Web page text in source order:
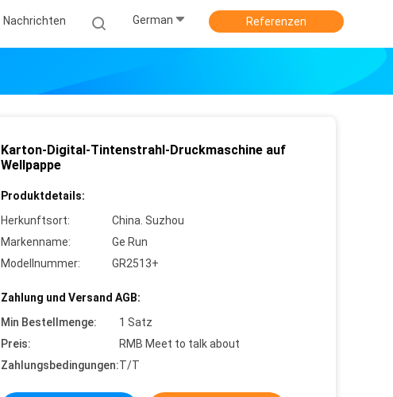
Nachrichten German Referenzen
Karton-Digital-Tintenstrahl-Druckmaschine auf
Wellpappe
Produktdetails:
Herkunftsort:
China. Suzhou
Markenname:
Ge Run
Modellnummer:
GR2513+
Zahlung und Versand AGB:
Min Bestellmenge:
1 Satz
Preis:
RMB Meet to talk about
Zahlungsbedingungen:T/T